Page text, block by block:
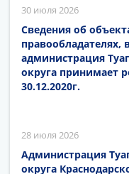
30 июля 2026
Сведения об
администрация
округа принимает
30.12.2020г.
28 июля 2026
Администрация
округа